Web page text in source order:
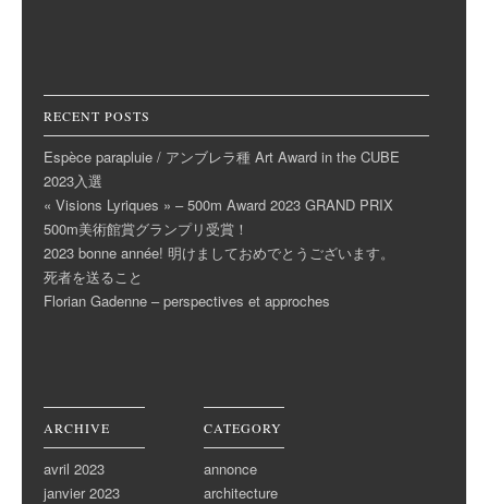
RECENT POSTS
Espèce parapluie / アンブレラ種 Art Award in the CUBE
2023入選
« Visions Lyriques » – 500m Award 2023 GRAND PRIX
500m美術館賞グランプリ受賞！
2023 bonne année! 明けましておめでとうございます。
死者を送ること
Florian Gadenne – perspectives et approches
ARCHIVE
avril 2023
janvier 2023
CATEGORY
annonce
architecture